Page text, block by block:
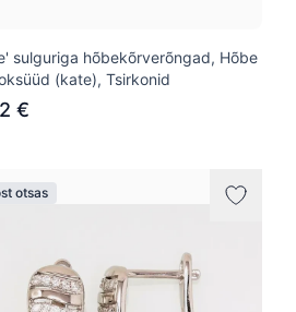
sulguriga hõbekõrverõngad, Hõbe
(kate), Tsirkonid
€
otsas